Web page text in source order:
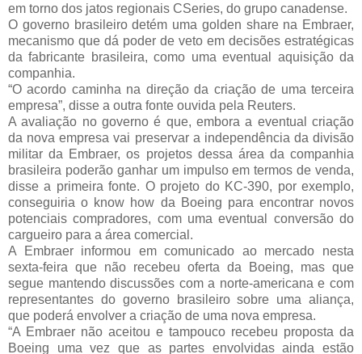
em torno dos jatos regionais CSeries, do grupo canadense.
O governo brasileiro detém uma golden share na Embraer,
mecanismo que dá poder de veto em decisões estratégicas
da fabricante brasileira, como uma eventual aquisição da
companhia.
“O acordo caminha na direção da criação de uma terceira
empresa”, disse a outra fonte ouvida pela Reuters.
A avaliação no governo é que, embora a eventual criação
da nova empresa vai preservar a independência da divisão
militar da Embraer, os projetos dessa área da companhia
brasileira poderão ganhar um impulso em termos de venda,
disse a primeira fonte. O projeto do KC-390, por exemplo,
conseguiria o know how da Boeing para encontrar novos
potenciais compradores, com uma eventual conversão do
cargueiro para a área comercial.
A Embraer informou em comunicado ao mercado nesta
sexta-feira que não recebeu oferta da Boeing, mas que
segue mantendo discussões com a norte-americana e com
representantes do governo brasileiro sobre uma aliança,
que poderá envolver a criação de uma nova empresa.
“A Embraer não aceitou e tampouco recebeu proposta da
Boeing uma vez que as partes envolvidas ainda estão